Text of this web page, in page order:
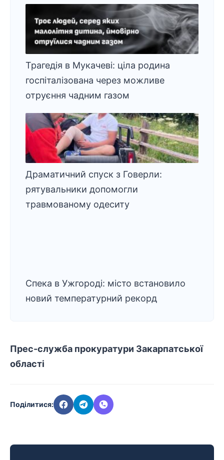
Трагедія в Мукачеві: ціла родина
госпіталізована через можливе
отруєння чадним газом
Драматичний спуск з Говерли:
рятувальники допомогли
травмованому одеситу
Спека в Ужгороді: місто встановило
новий температурний рекорд
Прес-служба прокуратури Закарпатської
області
Поділитися: